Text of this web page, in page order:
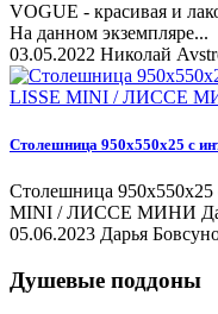
VOGUE - красивая и
На данном экземпляре...
03.05.2022 Николай
Столешница 950х550х25 с
Столешница 950х550х25
MINI / ЛИССЕ МИНИ
05.06.2023 Дарья
Душевые поддоны